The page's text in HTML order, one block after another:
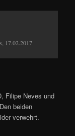
17.02.2017
Filipe Neves und
beiden
verwehrt.